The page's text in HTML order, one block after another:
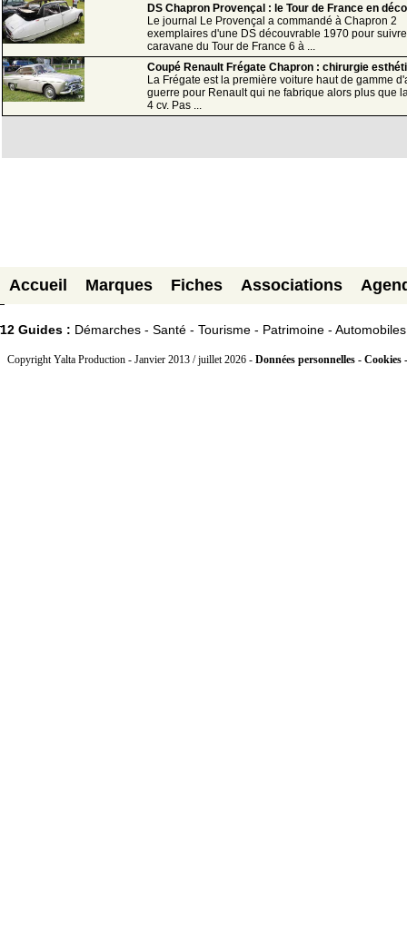
DS Chapron Provençal : le Tour de France en
Le journal Le Provençal a commandé à Chapron 2
exemplaires d'une DS découvrable 1970 pour
caravane du Tour de France 6 à ...
Coupé Renault Frégate Chapron : chirurgie
La Frégate est la première voiture haut de gamme
guerre pour Renault qui ne fabrique alors plus que
4 cv. Pas ...
Accueil Marques Fiches Associations
12 Guides : Démarches - Santé - Tourisme - Patrimoine - Automobiles
Copyright Yalta Production - Janvier 2013 / juillet 2026 - Données personnelles - Cookies